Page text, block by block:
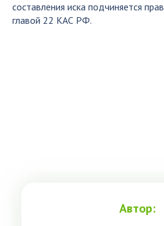
составления иска подчиняется
главой 22 КАС РФ.
Автор: